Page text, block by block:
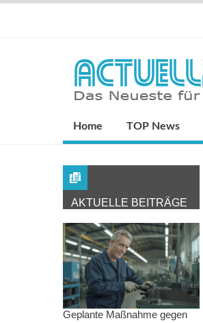
Home TOP News
AKTUELLE BEITRÄGE
Geplante Maßnahme gegen